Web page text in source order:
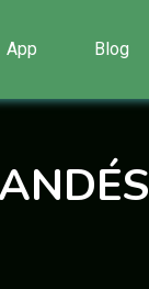
App Blog